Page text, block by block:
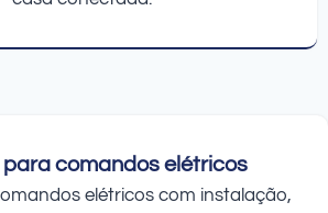
para comandos elétricos
elétricos com instalação,